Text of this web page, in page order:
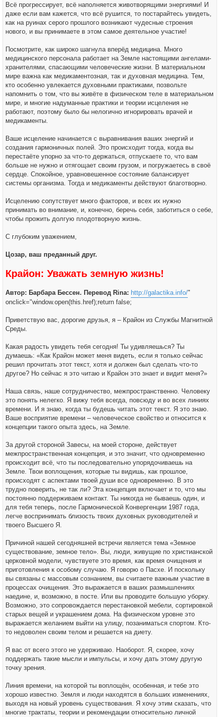
Всё прогрессирует, всё наполняется животворящими энергиями! И
даже если вам кажется, что всё рушится, то постарайтесь увидеть,
как на руинах серого прошлого возникают чудесные строения
нового, и вы принимаете в этом самое деятельное участие!
Посмотрите, как широко шагнула вперёд медицина. Много
медицинского персонала работает на Земле настоящими ангелами-
хранителями, спасающими человеческие жизни. В материальном
мире важна как медикаментозная, так и духовная медицина. Тем,
кто особенно увлекается духовными практиками, позвольте
напомнить о том, что вы живёте в физическом теле в материальном
мире, и многие надуманные практики и теории исцеления не
работают, поэтому было бы нелогично игнорировать врачей и
медикаменты.
Ваше исцеление начинается с выравнивания ваших энергий и
создания гармоничных полей. Это происходит тогда, когда вы
перестаёте упорно за что-то держаться, отпускаете то, что вам
больше не нужно и отягощает своим грузом, и погружаетесь в своё
сердце. Спокойное, уравновешенное состояние балансирует
системы организма. Тогда и медикаменты действуют благотворно.
Исцелению сопутствует много факторов, и всех их нужно
принимать во внимание, и, конечно, беречь себя, заботиться о себе,
чтобы прожить долгую плодотворную жизнь.
С глубоким уважением,
Цозар, ваш преданный друг.
Крайон: Уважать земную жизнь!
Автор: Барбара Бессен. Перевод Rina: http://galactika.info/"
onclick="window.open(this.href);return false;
Приветствую вас, дорогие друзья, я – Крайон из Службы Магнитной
Среды.
Какая радость увидеть тебя сегодня! Ты удивляешься? Ты
думаешь: «Как Крайон может меня видеть, если я только сейчас
решил прочитать этот текст, хотя и должен был сделать что-то
другое? Но сейчас я это читаю и Крайон это знает и видит меня?»
Наша связь, наше сотрудничество, межпространственно. Человеку
это понять нелегко. Я вижу тебя всегда, повсюду и во всех линиях
времени. И я знаю, когда ты будешь читать этот текст. Я это знаю.
Ваше восприятие времени – человеческое свойство и относится к
концепции такого опыта здесь, на Земле.
За другой стороной Завесы, на моей стороне, действует
межпространственная концепция, и это значит, что одновременно
происходит всё, что ты последовательно упорядочиваешь на
Земле. Твои воплощения, которые ты видишь, как прошлое,
происходят с аспектами твоей души все одновременно. В это
трудно поверить, не так ли? Эта концепция включает и то, что мы
постоянно поддерживаем контакт. Ты никогда не бываешь один, и
для тебя теперь, после Гармонической Конвергенции 1987 года,
легче воспринимать близость твоих духовных руководителей и
твоего Высшего Я.
Причиной нашей сегодняшней встречи является тема «Земное
существование, земное тело». Вы, люди, живущие по христианской
церковной модели, чувствуете это время, как время очищения и
приготовления к особому случаю. Я говорю о Пасхе. И поскольку
вы связаны с массовым сознанием, вы считаете важным участие в
процессах очищения. Это выражается в ваших размышлениях
наедине, и, возможно, в посте. Или вы проводите большую уборку.
Возможно, это сопровождается перестановкой мебели, сортировкой
старых вещей и украшением дома. На физическом уровне это
выражается желанием выйти на улицу, позаниматься спортом. Кто-
то недоволен своим телом и решается на диету.
Я вас от всего этого не удерживаю. Наоборот. Я, скорее, хочу
поддержать такие мысли и импульсы, и хочу дать этому другую
точку зрения.
Линия времени, на которой ты воплощён, особенная, и тебе это
хорошо известно. Земля и люди находятся в больших изменениях,
выходя на новый уровень существования. Я хочу этим сказать, что
многие трактаты, теории и рекомендации относительно личной